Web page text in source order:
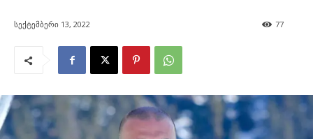
სექტემბერი 13, 2022 77